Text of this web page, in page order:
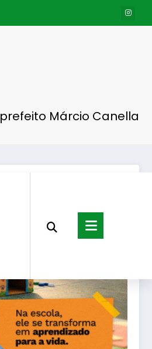
prefeito Márcio Canella